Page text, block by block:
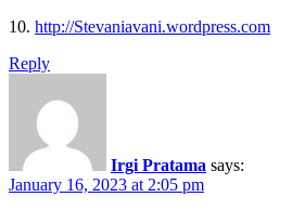
10. http://Stevaniavani.wordpress.com
Reply
Irgi Pratama says:
January 16, 2023 at 2:05 pm